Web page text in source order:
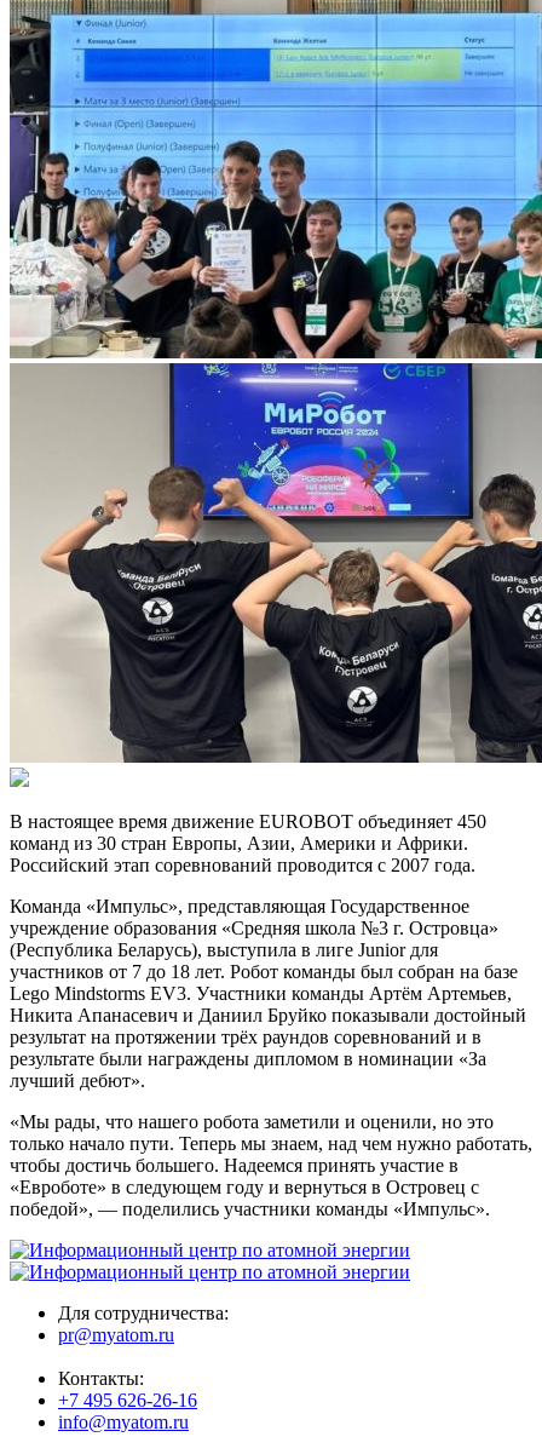
В настоящее время движение EUROBOT объединяет 450
команд из 30 стран Европы, Азии, Америки и Африки.
Российский этап соревнований проводится с 2007 года.
Команда «Импульс», представляющая Государственное
учреждение образования «Средняя школа №3 г. Островца»
(Республика Беларусь), выступила в лиге Junior для
участников от 7 до 18 лет. Робот команды был собран на базе
Lego Mindstorms EV3. Участники команды Артём Артемьев,
Никита Апанасевич и Даниил Бруйко показывали достойный
результат на протяжении трёх раундов соревнований и в
результате были награждены дипломом в номинации «За
лучший дебют».
«Мы рады, что нашего робота заметили и оценили, но это
только начало пути. Теперь мы знаем, над чем нужно работать,
чтобы достичь большего. Надеемся принять участие в
«Евроботе» в следующем году и вернуться в Островец с
победой», — поделились участники команды «Импульс».
Для сотрудничества:
pr@myatom.ru
Контакты:
+7 495 626-26-16
info@myatom.ru